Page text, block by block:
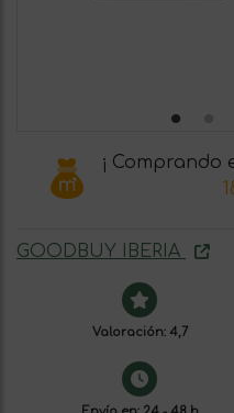
¡ Comprando
GOODBUY IBERIA
Valoración: 4,7